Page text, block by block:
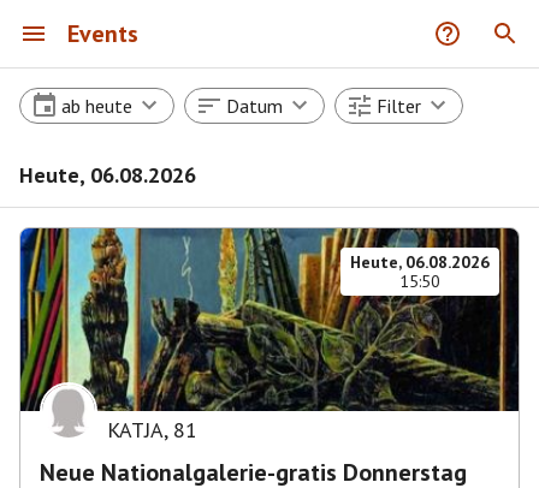
Events
ab heute Datum Filter
Heute, 06.08.2026
Heute, 06.08.2026
15:50
KATJA, 81
Neue Nationalgalerie-gratis Donnerstag